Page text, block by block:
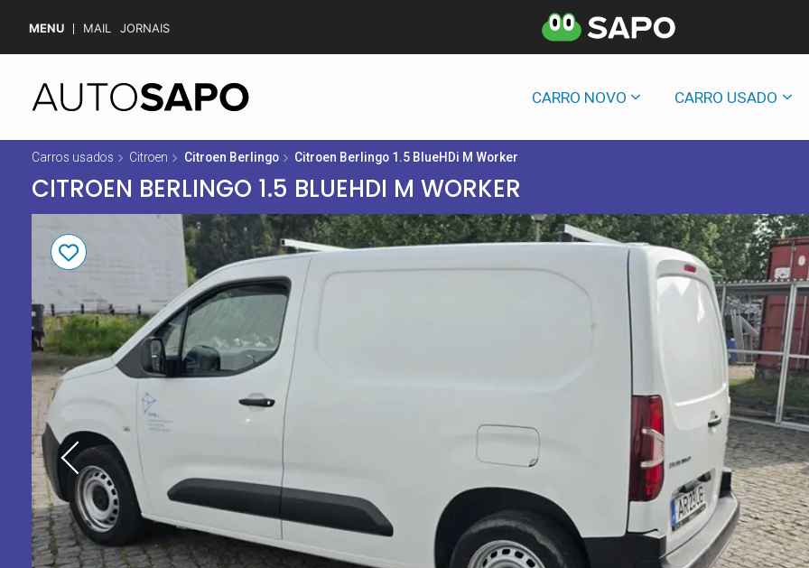
MENU MAIL JORNAIS
CARRO NOVO CARRO USADO
Carros usados Citroen Citroen Berlingo Citroen Berlingo 1.5 BlueHDi M Worker
CITROEN BERLINGO 1.5 BLUEHDI M WORKER